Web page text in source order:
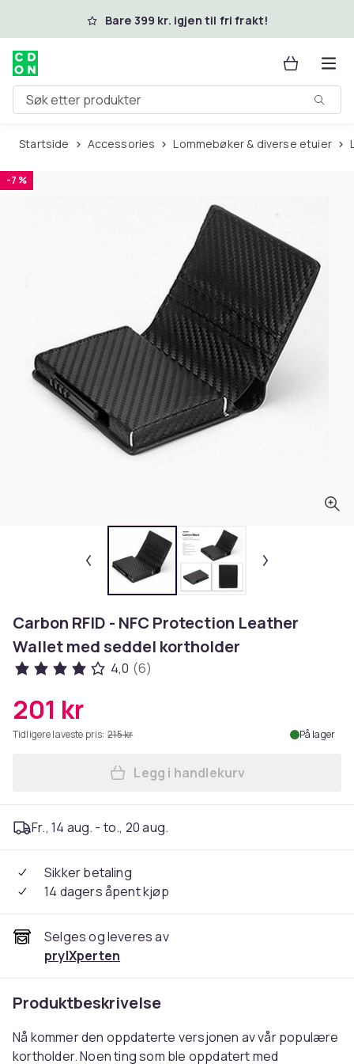
Hopp til hovedinnholdBare 399 kr. igjen til fri frakt!
Søk etter produkter
Startside Accessories Lommebøker & diverse etuier
-7 %
Carbon RFID - NFC Protection Leather
Wallet med seddel kortholder
4,0 (6)
201 kr
Tidligere laveste pris: 215 kr På lager
Legg Carbon RFID - NFC
Legg i handlekurv
Fr., 14 aug. - to., 20 aug.
Sikker betaling
14 dagers åpent kjøp
Selges og leveres av
prylXperten
Produktbeskrivelse
Nå kommer den oppdaterte versjonen av vår populære
kortholder. Noen ting som ble oppdatert med